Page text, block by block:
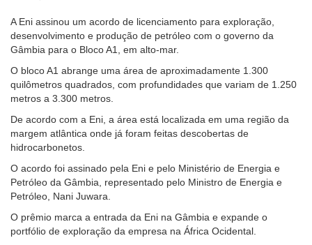
A Eni assinou um acordo de licenciamento para exploração,
desenvolvimento e produção de petróleo com o governo da
Gâmbia para o Bloco A1, em alto-mar.
O bloco A1 abrange uma área de aproximadamente 1.300
quilômetros quadrados, com profundidades que variam de 1.250
metros a 3.300 metros.
De acordo com a Eni, a área está localizada em uma região da
margem atlântica onde já foram feitas descobertas de
hidrocarbonetos.
O acordo foi assinado pela Eni e pelo Ministério de Energia e
Petróleo da Gâmbia, representado pelo Ministro de Energia e
Petróleo, Nani Juwara.
O prêmio marca a entrada da Eni na Gâmbia e expande o
portfólio de exploração da empresa na África Ocidental.